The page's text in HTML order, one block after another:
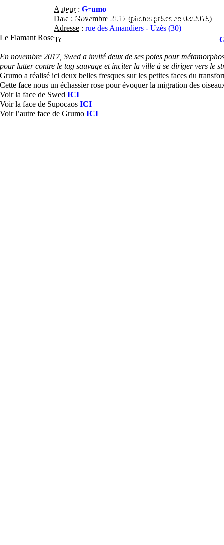
heart.com
Street-Heart HomeArtistesLieux
Le Flamant Rose
Auteur: Grumo
Date : Novembre 2017 (photos prises en 08/2018)
Adresse : rue des Amandiers - Uzès (30)
Tout
alentours
En novembre 2017, Swed a invité deux de ses potes pour
pour lutter contre le tag sauvage et inciter la ville à se diriger vers le
Grumo a réalisé ici deux belles fresques sur les petites faces du
Cette face nous un échassier rose pour évoquer la migration des
Voir la face de Swed ICI
Voir la face de Supocaos ICI
Voir l’autre face de Grumo ICI